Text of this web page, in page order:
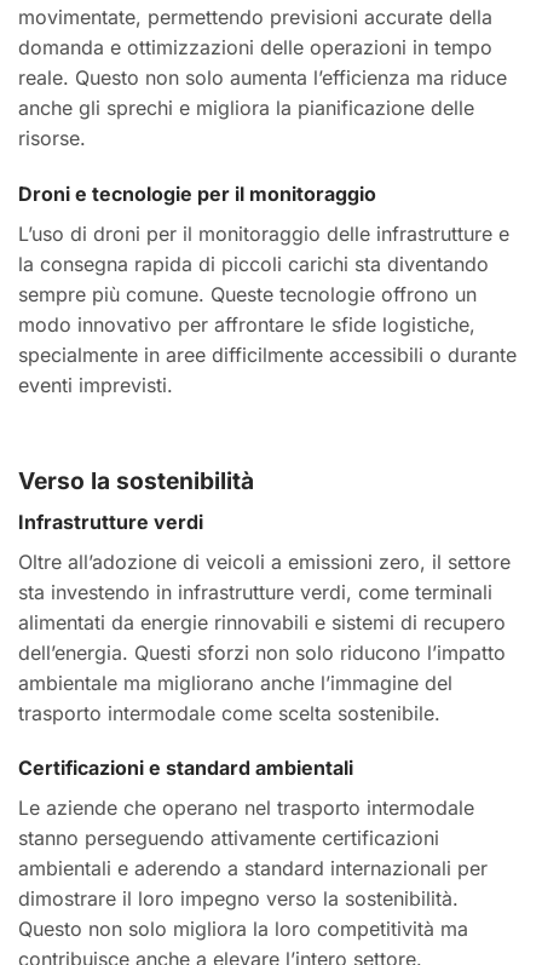
movimentate, permettendo previsioni accurate della
domanda e ottimizzazioni delle operazioni in tempo
reale. Questo non solo aumenta l’efficienza ma riduce
anche gli sprechi e migliora la pianificazione delle
risorse.
Droni e tecnologie per il monitoraggio
L’uso di droni per il monitoraggio delle infrastrutture e
la consegna rapida di piccoli carichi sta diventando
sempre più comune. Queste tecnologie offrono un
modo innovativo per affrontare le sfide logistiche,
specialmente in aree difficilmente accessibili o durante
eventi imprevisti.
Verso la sostenibilità
Infrastrutture verdi
Oltre all’adozione di veicoli a emissioni zero, il settore
sta investendo in infrastrutture verdi, come terminali
alimentati da energie rinnovabili e sistemi di recupero
dell’energia. Questi sforzi non solo riducono l’impatto
ambientale ma migliorano anche l’immagine del
trasporto intermodale come scelta sostenibile.
Certificazioni e standard ambientali
Le aziende che operano nel trasporto intermodale
stanno perseguendo attivamente certificazioni
ambientali e aderendo a standard internazionali per
dimostrare il loro impegno verso la sostenibilità.
Questo non solo migliora la loro competitività ma
contribuisce anche a elevare l’intero settore.